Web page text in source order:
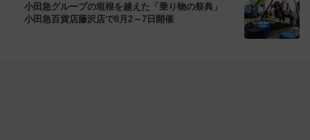
小田急グループの垣根を越えた「乗り物の祭典」
小田急百貨店藤沢店で8月2～7日開催